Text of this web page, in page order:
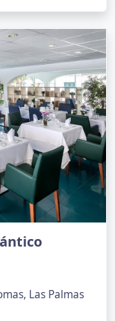
Las Palmas